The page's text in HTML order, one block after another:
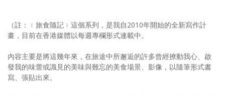
（註：﹛旅食隨記﹜這個系列，是我自2010年開始的全新寫作計
畫，目前在香港媒體以每週專欄形式連載中。
內容主要是將這幾年來，在旅途中所邂逅的許多曾經撩動我心、啟
發我的味蕾或識見的美味與難忘的美食場景、影像，以隨筆形式書
寫、張貼出來。